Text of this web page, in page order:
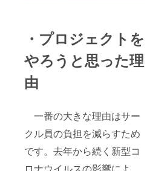
・プロジェクトを
やろうと思った理
由
一番の大きな理由はサー
クル員の負担を減らすため
です。去年から続く新型コ